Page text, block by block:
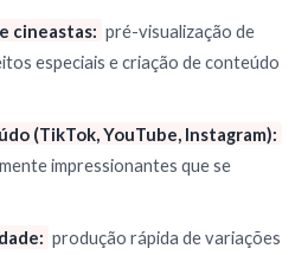
cineastas: pré-visualização de
especiais e criação de conteúdo
(TikTok, YouTube, Instagram):
impressionantes que se
produção rápida de variações